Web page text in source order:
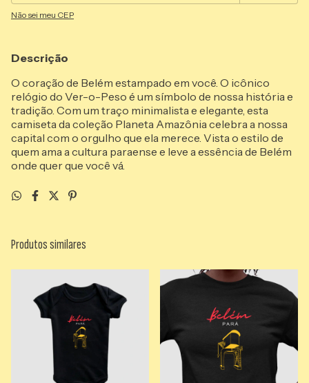
Não sei meu CEP
Descrição
O coração de Belém estampado em você. O icônico
relógio do Ver-o-Peso é um símbolo de nossa história e
tradição. Com um traço minimalista e elegante, esta
camiseta da coleção Planeta Amazônia celebra a nossa
capital com o orgulho que ela merece. Vista o estilo de
quem ama a cultura paraense e leve a essência de Belém
onde quer que você vá.
Produtos similares